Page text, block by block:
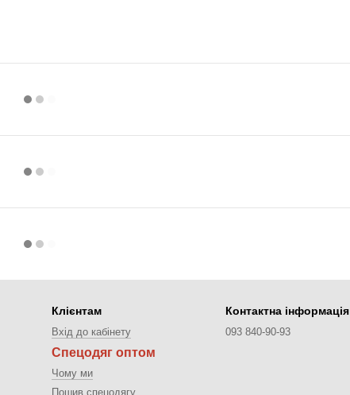
Клієнтам
Вхід до кабінету
Спецодяг оптом
Чому ми
Пошив спецодягу
Контактна інформація
093 840-90-93